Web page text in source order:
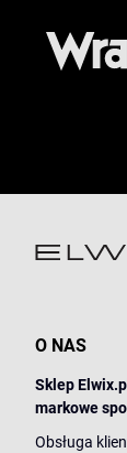
O NAS
Sklep Elwix.pl
markowe
Obsługa